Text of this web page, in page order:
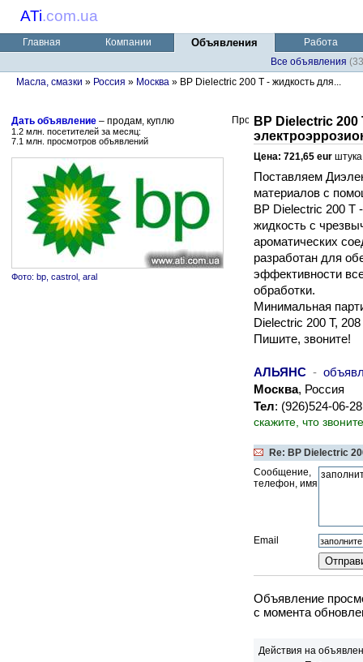
ATi.com.ua
Главная Компании Объявления
Работа
Все объявления
Масла, смазки » Россия » Москва » BP Dielectric 200 T - жидкость для...
Дать объявление – продам, куплю
1.2 млн. посетителей за месяц:
7.1 млн. просмотров объявлений
Фото: bp, castrol, aral
BP Dielectric
Цена: 721,65 eur
Поставляем
материалов с
BP Dielectric 200 T
жидкость с
ароматических
разработан для
эффективности
обработки.
Минимальная
Dielectric 200 T,
Пишите, звоните!
АЛЬЯНС -
Москва, Россия
Тел: (926)524-06-
скажите, что
Re: BP Dielectric
Сообщение,
телефон, имя
Email
Объявление
c момента
Действия на